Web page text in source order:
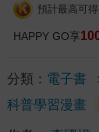
預計最高可
HAPPY GO享
分類： 電子書
科普學習漫畫